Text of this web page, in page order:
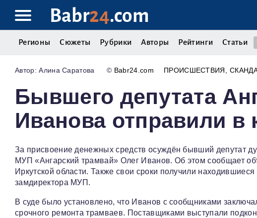
Babr24.com
Регионы Сюжеты Рубрики Авторы Рейтинги Статьи
Алина Саратова © Babr24.com ПРОИСШЕСТВИЯ
Бывшего депутата
Иванова отправили в
За присвоение денежных средств осуждён бывший депутат
МУП «Ангарский трамвай» Олег Иванов. Об этом сообщает
Иркутской области. Также свои сроки получили
замдиректора МУП.
В суде было установлено, что Иванов с сообщниками
срочного ремонта трамваев. Поставщиками выступали